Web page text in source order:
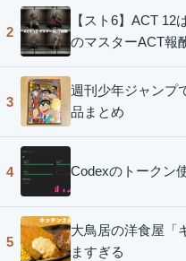
2
【スト6】ACT 12
のマスターACT報
3
週刊少年ジャンプ
品まとめ
4 Codexのトークン
5
大鳥居の洋食屋「
ますぎる